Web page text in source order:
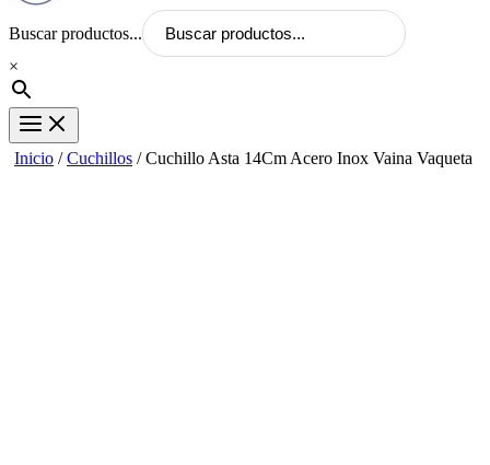
Buscar productos...
×
Inicio /Cuchillos / Cuchillo Asta 14Cm Acero Inox Vaina Vaqueta